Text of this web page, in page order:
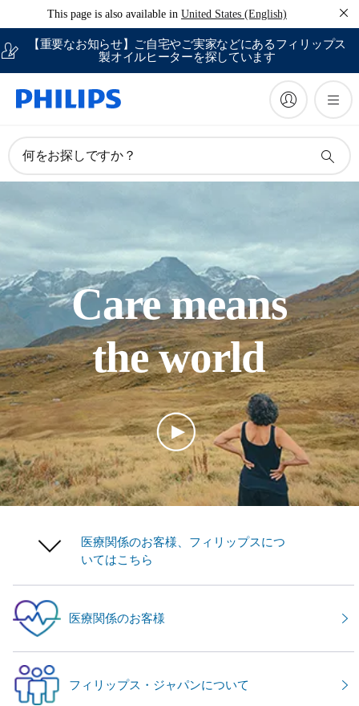
This page is also available in United States (English)
【重要なお知らせ】ご自宅やご実家などにあるフィリップス
製オイルヒーターを探しています
何をお探しですか？
Care means
the world
医療関係のお客様、フィリップスにつ
いてはこちら
医療関係のお客様
フィリップス・ジャパンについて